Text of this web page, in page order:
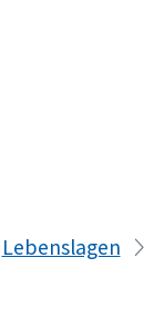
Lebenslagen